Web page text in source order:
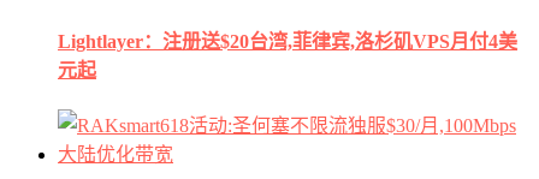
Lightlayer：注册送$20台湾,菲律宾,洛杉矶VPS月付4美
元起